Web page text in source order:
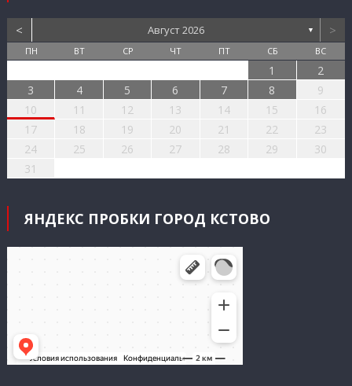
< Август 2026 ▼ >
ПН ВТ СР ЧТ ПТ СБ ВС
1
2
3
4 5 6 7 8
9
10
11 12 13 14 15
16
17
18 19 20 21 22
23
24
25 26 27 28 29
30
31
ЯНДЕКС ПРОБКИ ГОРОД КСТОВО